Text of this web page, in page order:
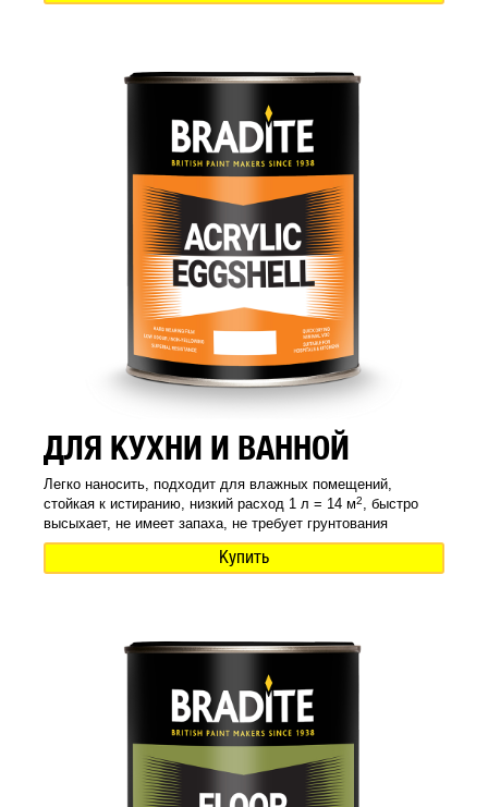
ДЛЯ КУХНИ И ВАННОЙ
Легко наносить, подходит для влажных помещений,
стойкая к истиранию, низкий расход 1 л = 14 м2, быстро
высыхает, не имеет запаха, не требует грунтования
Купить